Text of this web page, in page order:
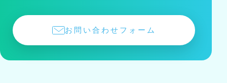
お問い合わせフォーム